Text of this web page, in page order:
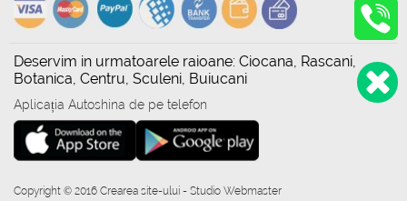
Deservim in urmatoarele raioane: Ciocana, Rascani,
Botanica, Centru, Sculeni, Buiucani
Aplicația Autoshina de pe telefon
Copyright © 2016 Crearea site-ului - Studio Webmaster